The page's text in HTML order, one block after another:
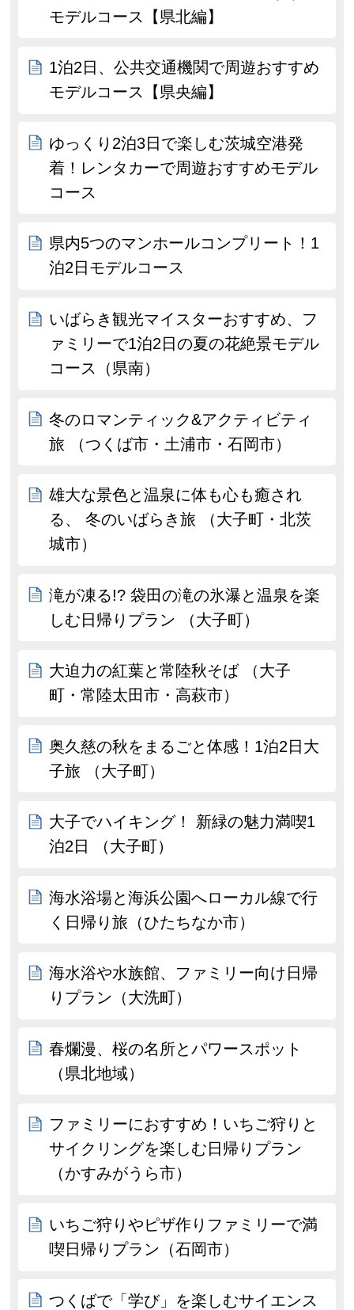
モデルコース【県北編】
1泊2日、公共交通機関で周遊おすすめ
モデルコース【県央編】
ゆっくり2泊3日で楽しむ茨城空港発
着！レンタカーで周遊おすすめモデル
コース
県内5つのマンホールコンプリート！1
泊2日モデルコース
いばらき観光マイスターおすすめ、フ
ァミリーで1泊2日の夏の花絶景モデル
コース（県南）
冬のロマンティック&アクティビティ
旅 （つくば市・土浦市・石岡市）
雄大な景色と温泉に体も心も癒され
る、 冬のいばらき旅 （大子町・北茨
城市）
滝が凍る!? 袋田の滝の氷瀑と温泉を楽
しむ日帰りプラン （大子町）
大迫力の紅葉と常陸秋そば （大子
町・常陸太田市・高萩市）
奥久慈の秋をまるごと体感！1泊2日大
子旅 （大子町）
大子でハイキング！ 新緑の魅力満喫1
泊2日 （大子町）
海水浴場と海浜公園へローカル線で行
く日帰り旅（ひたちなか市）
海水浴や水族館、ファミリー向け日帰
りプラン（大洗町）
春爛漫、桜の名所とパワースポット
（県北地域）
ファミリーにおすすめ！いちご狩りと
サイクリングを楽しむ日帰りプラン
（かすみがうら市）
いちご狩りやピザ作りファミリーで満
喫日帰りプラン（石岡市）
つくばで「学び」を楽しむサイエンス